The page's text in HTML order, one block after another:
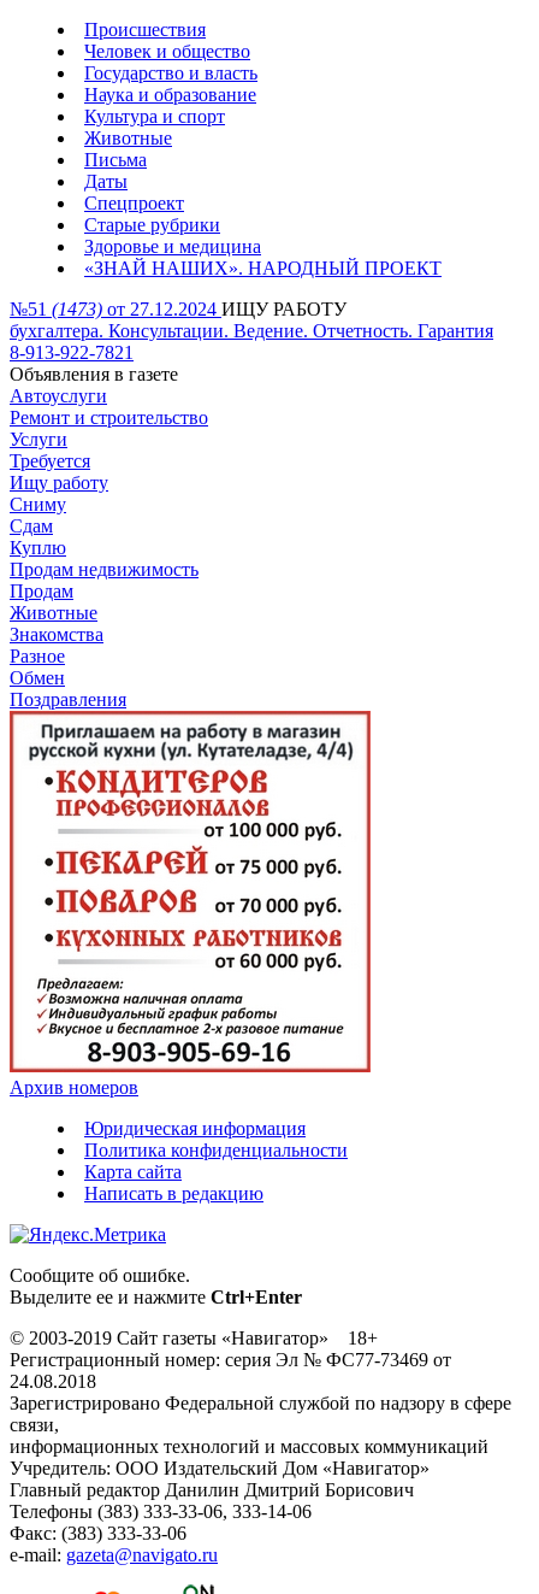
Происшествия
Человек и общество
Государство и власть
Наука и образование
Культура и спорт
Животные
Письма
Даты
Спецпроект
Старые рубрики
Здоровье и медицина
«ЗНАЙ НАШИХ». НАРОДНЫЙ ПРОЕКТ
№51 (1473) от 27.12.2024 ИЩУ РАБОТУ
бухгалтера. Консультации. Ведение. Отчетность. Гарантия
8-913-922-7821
Объявления в газете
Автоуслуги
Ремонт и строительство
Услуги
Требуется
Ищу работу
Сниму
Сдам
Куплю
Продам недвижимость
Продам
Животные
Знакомства
Разное
Обмен
Поздравления
Архив номеров
Юридическая информация
Политика конфиденциальности
Карта сайта
Написать в редакцию
Сообщите об ошибке.
Выделите ее и нажмите Ctrl+Enter
© 2003-2019 Сайт газеты «Навигатор» 18+
Регистрационный номер: серия Эл № ФС77-73469 от
24.08.2018
Зарегистрировано Федеральной службой по надзору в сфере
связи,
информационных технологий и массовых коммуникаций
Учредитель: ООО Издательский Дом «Навигатор»
Главный редактор Данилин Дмитрий Борисович
Телефоны (383) 333-33-06, 333-14-06
Факс: (383) 333-33-06
e-mail: gazeta@navigato.ru